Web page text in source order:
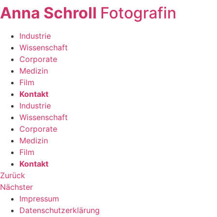
Zum
Inhalt
springen
Anna Schroll Fotografin
Industrie
Wissenschaft
Corporate
Medizin
Film
Kontakt
Industrie
Wissenschaft
Corporate
Medizin
Film
Kontakt
Zurück
Nächster
Impressum
Datenschutzerklärung